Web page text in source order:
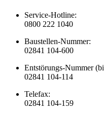
Service-Hotline:
0800 222 1040
Baustellen-Nummer:
02841 104-600
Entstörungs-Nummer
02841 104-114
Telefax:
02841 104-159